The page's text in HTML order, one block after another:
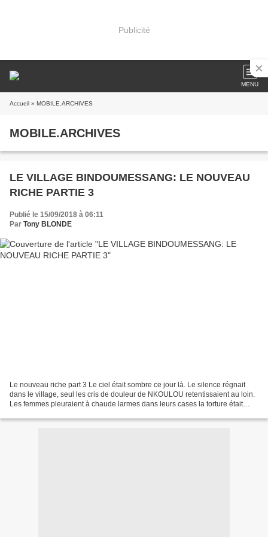
Publicité
MENU
Accueil » MOBILE.ARCHIVES
MOBILE.ARCHIVES
LE VILLAGE BINDOUMESSANG: LE NOUVEAU
RICHE PARTIE 3
Publié le 15/09/2018 à 06:11
Par Tony BLONDE
Le nouveau riche part 3 Le ciel était sombre ce jour là. Le silence régnait
dans le village, seul les cris de douleur de NKOULOU retentissaient au loin.
Les femmes pleuraient à chaude larmes dans leurs cases la torture était